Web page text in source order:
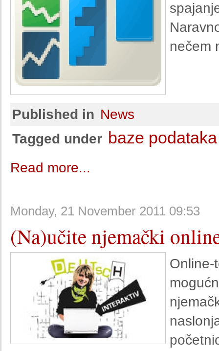
nečem
Published in News
Tagged under baze podataka
Read more...
Monday, 21 November 2011 09:53
(Na)učite njemački